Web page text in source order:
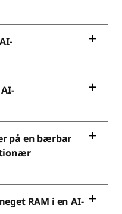
på en bærbar
RAM i en AI-